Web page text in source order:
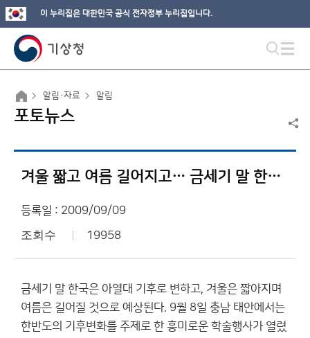
이 누리집은 대한민국 공식 전자정부 누리집입니다.
알림·자료 알림
포토뉴스
겨울 짧고 여름 길어지고… 금세기 말 한국은 ‘아열대 기후’
등록일 : 2009/09/09
조회수 19958
금세기 말 한국은 아열대 기후로 변하고, 겨울은 짧아지며
여름은 길어질 것으로 예상된다. 9월 8일 충남 태안에서는
한반도의 기후변화를 주제로 한 흥미로운 학술행사가 열렸